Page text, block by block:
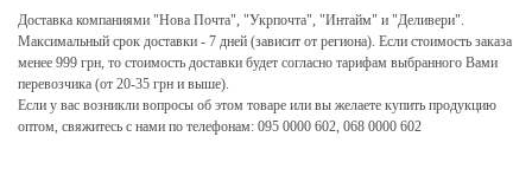
Доставка компаниями "Нова Почта", "Укрпочта", "Интайм" и "Деливери".
Максимальный срок доставки - 7 дней (зависит от региона). Если стоимость заказа
менее 999 грн, то стоимость доставки будет согласно тарифам выбранного Вами
перевозчика (от 20-35 грн и выше).
Если у вас возникли вопросы об этом товаре или вы желаете купить продукцию
оптом, свяжитесь с нами по телефонам: 095 0000 602, 068 0000 602